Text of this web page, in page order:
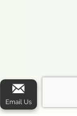
Email Us